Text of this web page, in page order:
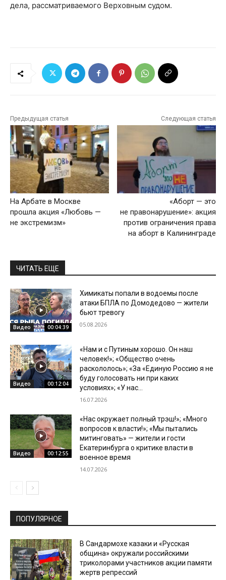
дела, рассматриваемого Верховным судом.
Предыдущая статья
На Арбате в Москве
прошла акция «Любовь —
не экстремизм»
Следующая статья
«Аборт — это
не правонарушение»: акция
против ограничения права
на аборт в Калининграде
ЧИТАТЬ ЕЩЕ
Видео 00:04:39
Химикаты попали в водоемы после
атаки БПЛА по Домодедово — жители
бьют тревогу
05.08.2026
Видео 00:12:04
«Нам и с Путиным хорошо. Он наш
человек!»; «Общество очень
раскололось»; «За «Единую Россию я не
буду голосовать ни при каких
условиях»; «У нас...
16.07.2026
Видео 00:12:55
«Нас окружает полный трэш!»; «Много
вопросов к власти!»; «Мы пытались
митинговать» — жители и гости
Екатеринбурга о критике власти в
военное время
14.07.2026
ПОПУЛЯРНОЕ
В Сандармохе казаки и «Русская
община» окружали российскими
триколорами участников акции памяти
жертв репрессий